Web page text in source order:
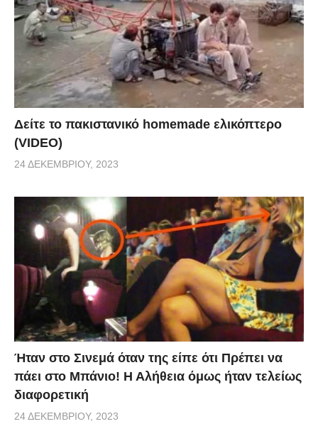
Δείτε το πακιστανικό homemade ελικόπτερο
(VIDEO)
24 ΔΕΚΕΜΒΡΊΟΥ, 2023
Ήταν στο Σινεμά όταν της είπε ότι Πρέπει να
πάει στο Μπάνιο! Η Αλήθεια όμως ήταν τελείως
διαφορετική
24 ΔΕΚΕΜΒΡΊΟΥ, 2023